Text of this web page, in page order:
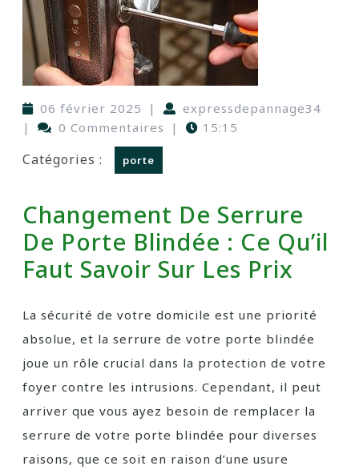
06 février 2025 |
expressdepannage34
|
0 Commentaires | 15:15
Catégories : porte
Changement De Serrure
De Porte Blindée : Ce Qu’il
Faut Savoir Sur Les Prix
La sécurité de votre domicile est une priorité
absolue, et la serrure de votre porte blindée
joue un rôle crucial dans la protection de votre
foyer contre les intrusions. Cependant, il peut
arriver que vous ayez besoin de remplacer la
serrure de votre porte blindée pour diverses
raisons, que ce soit en raison d’une usure